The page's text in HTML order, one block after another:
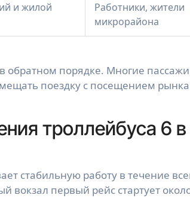
и жилой
Работники, жители
микрорайона
обратном порядке. Многие
поездку с посещением рынка
троллейбуса 6 в
стабильную работу в течение
первый рейс стартует